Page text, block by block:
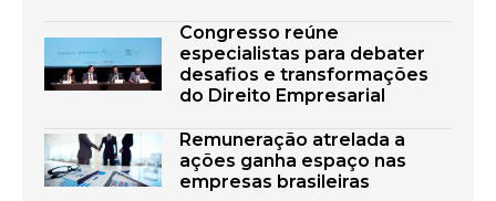
Congresso reúne
especialistas para debater
desafios e transformações
do Direito Empresarial
Remuneração atrelada a
ações ganha espaço nas
empresas brasileiras